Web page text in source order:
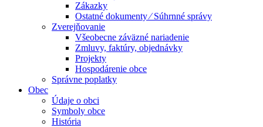
Zákazky
Ostatné dokumenty ⁄ Súhrnné správy
Zverejňovanie
Všeobecne záväzné nariadenie
Zmluvy, faktúry, objednávky
Projekty
Hospodárenie obce
Správne poplatky
Obec
Údaje o obci
Symboly obce
História